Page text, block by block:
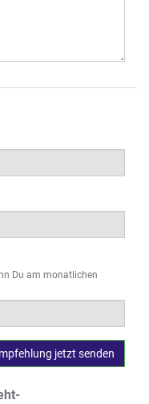
Du am monatlichen